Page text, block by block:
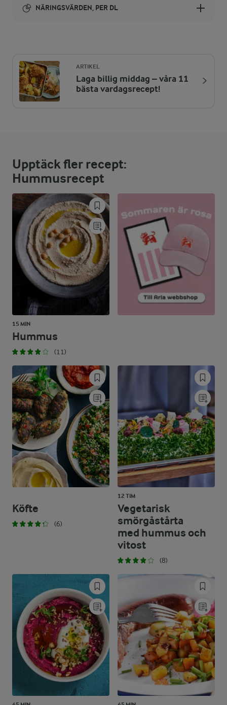
NÄRINGSVÄRDEN, PER DL
ENERGIDISTRIBUTION %
NÄRINGSVÄRDEN PER DL
Fett:
72,7 %
18,3 g
Kolhydrater:
18,5 %
10,1 g
ARTIKEL
Laga billig middag – våra 11
bästa vardagsrecept!
Upptäck fler recept:
Hummusrecept
15 MIN
Hummus
(11)
Köfte
(6)
12 TIM
Vegetarisk
smörgåstårta
med hummus och
vitost
(8)